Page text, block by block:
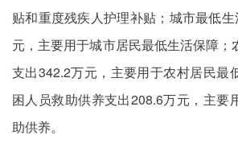
贴和重度残疾人护理补贴；城市最低
元，主要用于城市居民最低生活保障；
支出342.2万元，主要用于农村居民最
困人员救助供养支出208.6万元，主要
助供养。